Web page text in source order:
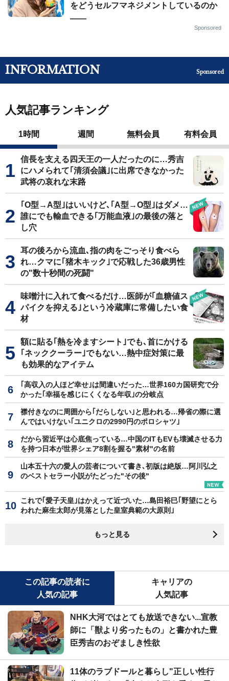
をどうセルフマネジメントしているのか
——
Sponsored
INFORMATION Sponsored
人気記事ランキング
1時間 週間 無料会員 有料会員
信長を支える四天王の一人だったのに…秀吉
にハメられて｢清須会議｣に出席できなかった
武将の哀れな末路
｢O型→A型｣はいいけど､｢A型→O型｣はダメ…
誰にでも輸血できる｢万能血液｣の最後の落と
し穴
耳の後ろから流血､指の肉をごっそり食べら
れ…クマに｢猪木キック｣で応戦した36歳男性
の"数十秒間の死闘"
味噌汁に入れて食べるだけ…医師が｢血糖値ス
パイクを抑える｣という冷蔵庫に常備したい食
材
額に貼る｢熱を冷ますシート｣でも､首にかける
｢ネッククーラー｣でもない…熱中症対策に最
も効果的なアイテム
｢高収入の人ほど幸せ｣は間違いだった…世界160カ国研究で分
かった｢幸福を感じにくくなる年収｣の分岐点
襟付きなのに周囲から｢だらしない｣と思われる…帰省の際に選
んではいけない｢ユニクロの2990円のポロシャツ｣
だから習近平は心底焦っている…中国のITもEVも壊滅させる力
を持つ日本が世界シェア8割を握る"素材"の名前
山本五十六の愛人の芸者について書き､初版は絶版…阿川弘之
のベストセラー小説がたどった"その後"
これで｢愛子天皇｣はかえって近づいた…島田裕巳｢野望にとら
われた麻生太郎が見落とした皇室典範の大原則｣
もっと見る
この記事の読者に
人気の記事
キャリアの
人気記事
NHK大河ではとても放送できない...宣教
師に「獣より劣ったもの」と書かれた豊
臣秀吉のおぞましき性欲
11体のラブドールと暮らし"正しい性行